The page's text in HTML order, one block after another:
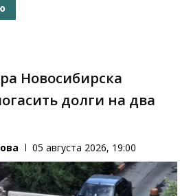
Новосибирска
долги на два
05 августа 2026, 19:00